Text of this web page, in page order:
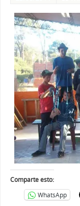
Comparte esto:
WhatsApp